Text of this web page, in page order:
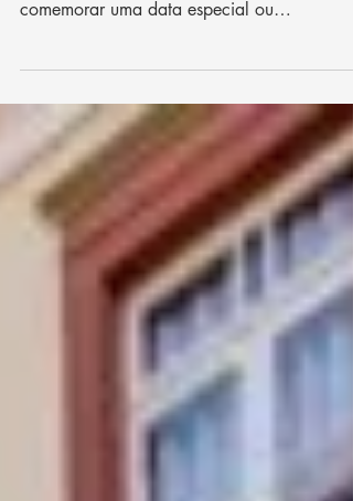
Se você e o seu amor estão planejando uma
comemorar uma data especial ou
momentos memoráveis a dois, a escolha da
hospedagem faz toda a diferença